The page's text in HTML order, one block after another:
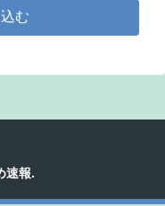
む
速報.